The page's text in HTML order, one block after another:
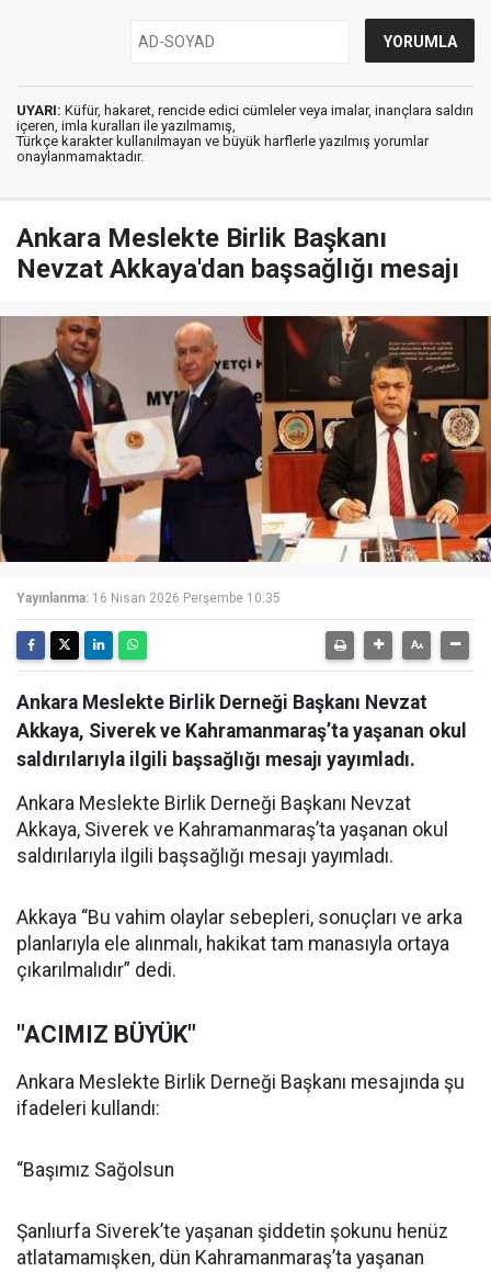
UYARI: Küfür, hakaret, rencide edici cümleler veya imalar, inançlara saldırı
içeren, imla kuralları ile yazılmamış,
Türkçe karakter kullanılmayan ve büyük harflerle yazılmış yorumlar
onaylanmamaktadır.
Ankara Meslekte Birlik Başkanı
Nevzat Akkaya'dan başsağlığı mesajı
Yayınlanma: 16 Nisan 2026 Perşembe 10:35
Ankara Meslekte Birlik Derneği Başkanı Nevzat
Akkaya, Siverek ve Kahramanmaraş’ta yaşanan okul
saldırılarıyla ilgili başsağlığı mesajı yayımladı.
Ankara Meslekte Birlik Derneği Başkanı Nevzat
Akkaya, Siverek ve Kahramanmaraş’ta yaşanan okul
saldırılarıyla ilgili başsağlığı mesajı yayımladı.
Akkaya “Bu vahim olaylar sebepleri, sonuçları ve arka
planlarıyla ele alınmalı, hakikat tam manasıyla ortaya
çıkarılmalıdır” dedi.
"ACIMIZ BÜYÜK"
Ankara Meslekte Birlik Derneği Başkanı mesajında şu
ifadeleri kullandı:
“Başımız Sağolsun
Şanlıurfa Siverek’te yaşanan şiddetin şokunu henüz
atlatamamışken, dün Kahramanmaraş’ta yaşanan